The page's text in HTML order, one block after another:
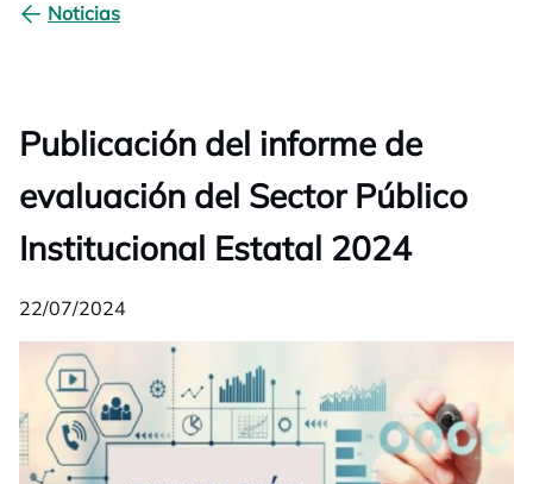
Noticias
Publicación del informe de
evaluación del Sector Público
Institucional Estatal 2024
22/07/2024